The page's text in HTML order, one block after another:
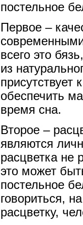
постельное
Первое –
всего это
из
присутствует
обеспечить
время сна.
Второе –
являются
расцветка не
это может
постельное
говориться,
расцветку,